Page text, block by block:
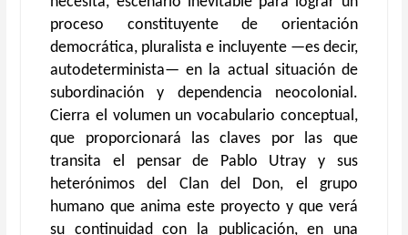
proceso constituyente de orientación
democrática, pluralista e incluyente —es decir,
autodeterminista— en la actual situación de
subordinación y dependencia neocolonial.
Cierra el volumen un vocabulario conceptual,
que proporcionará las claves por las que
transita el pensar de Pablo Utray y sus
heterónimos del Clan del Don, el grupo
humano que anima este proyecto y que verá
su continuidad con la publicación, en una